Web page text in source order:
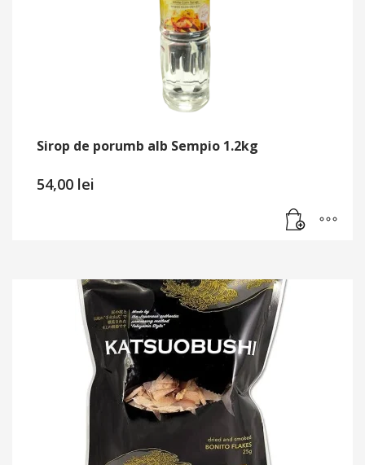
Sirop de porumb alb Sempio 1.2kg
54,00 lei